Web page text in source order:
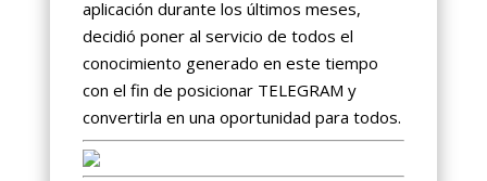
aplicación durante los últimos meses,
decidió poner al servicio de todos el
conocimiento generado en este tiempo
con el fin de posicionar TELEGRAM y
convertirla en una oportunidad para todos.